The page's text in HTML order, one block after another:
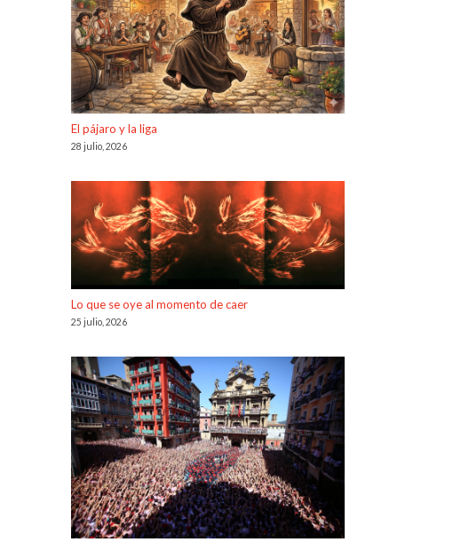
El pájaro y la liga
28 julio, 2026
Lo que se oye al momento de caer
25 julio, 2026